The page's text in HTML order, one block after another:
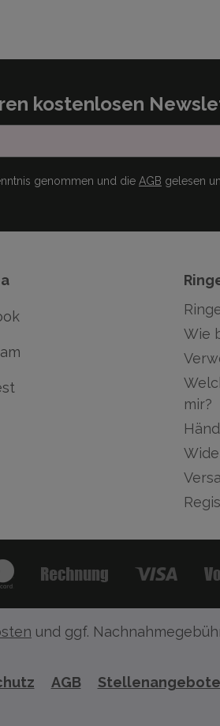
kostenlosen
genommen und die AGB gelesen
Wie
mir?
und ggf.
AGB Stellenangebote